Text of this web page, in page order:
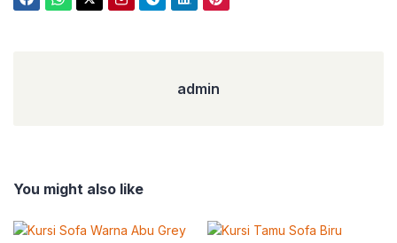
admin
You might also like